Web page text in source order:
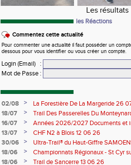
Les résultats
les Réactions
Commentez cette actualité
Pour commenter une actualité il faut posséder un
dessous pour vous identifier ou vous créer un compte.
Login (Email)
:
Mot de Passe :
02/08 >
La Forestière De La Margeride 26
18/07
>
Trail Des Passerelles Du
16/07
>
Années 2026/2027 Documents et
13/07
>
CHF N2 à Blois 12 06 26
30/06
>
Ultra-Trail® du Haut-Giffre
18/06
>
Championnats Régionaux - St Cyr
Saran 13/14 06 26
18/06 >
Trail de Sancerre 13 06 26